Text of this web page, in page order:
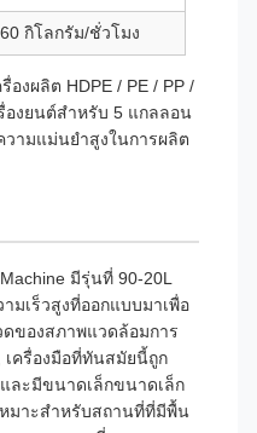
กิโลกรัม/ชั่วโมง
องผลิต HDPE / PE / PP /
องยนต์สําหรับ 5 แกลลอน
ามแม่นยําสูงในการผลิต
มีรุ่นที่ 90-20L
มเร็วสูงที่ออกแบบมาเพื่อ
ของสภาพแวดล้อมการ
ครื่องมือที่ทันสมัยนี้ถูก
ละมีขนาดเล็กขนาดเล็ก
หมาะสําหรับสถานที่ที่มีพื้น